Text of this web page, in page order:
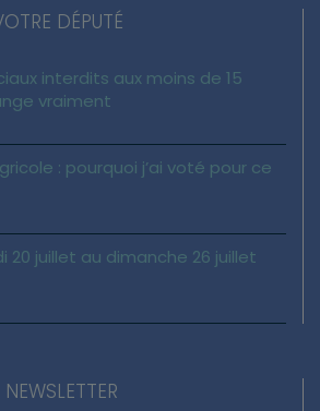
DÉPUTÉ
interdits aux moins de 15
vraiment
: pourquoi j’ai voté pour ce
20 juillet au dimanche 26 juillet